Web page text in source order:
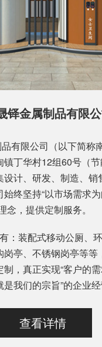
铎金属制品有限
有限公司（以下简称
丁华村12组60号（
设计、研发、制造、销
终坚持“以市场需求
念，提供定制服务。
装配式移动公厕、
亭、不锈钢岗亭等等
，真正实现“客户的
我们的宗旨”的企业经
查看详情